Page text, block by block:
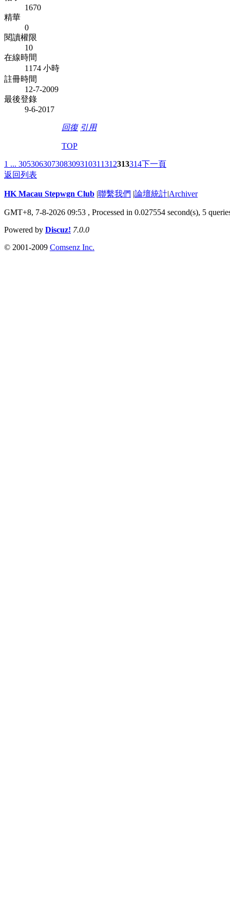
1670
精華
0
閱讀權限
10
在線時間
1174 小時
註冊時間
12-7-2009
最後登錄
9-6-2017
回復 引用
TOP
1 ... 305306307308309310311312313314下一頁
返回列表
HK Macau Stepwgn Club |聯繫我們 |論壇統計|Archiver
GMT+8, 7-8-2026 09:53 , Processed in 0.027554 second(s), 5
Powered by Discuz! 7.0.0
© 2001-2009 Comsenz Inc.